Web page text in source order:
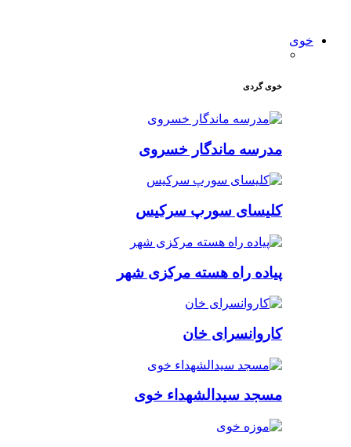
خوی
خوی گردی
مدرسه ماندگار خسروی
کلیسای سورپ سرکیس
پیاده راه هسته مرکزی شهر
کاروانسرای خان
مسجد سیدالشهداء خوی